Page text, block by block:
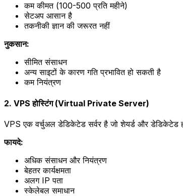
कम कीमत (₹100-500 प्रति महीने)
सेटअप आसान है
तकनीकी ज्ञान की जरूरत नहीं
नुकसान:
सीमित संसाधन
अन्य साइटों के कारण गति प्रभावित हो सकती है
कम नियंत्रण
2. VPS होस्टिंग (Virtual Private Server)
VPS एक वर्चुअल डेडिकेटेड सर्वर है जो शेयर्ड और डेडिकेटेड
फायदे:
अधिक संसाधन और नियंत्रण
बेहतर कार्यक्षमता
अलग IP पता
स्केलेबल समाधान